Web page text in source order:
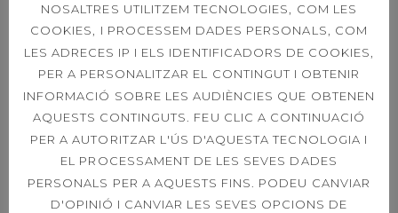
CAPVESPRE DE
TENNIS
ETIQUETES
ACORD DE PATROCINI
NOSALTRES UTILITZEM TECNOLOGIES, COM LES
COOKIES, I PROCESSEM DADES PERSONALS, COM
LES ADRECES IP I ELS IDENTIFICADORS DE COOKIES,
PER A PERSONALITZAR EL CONTINGUT I OBTENIR
INFORMACIÓ SOBRE LES AUDIÈNCIES QUE OBTENEN
AQUESTS CONTINGUTS. FEU CLIC A CONTINUACIÓ
PER A AUTORITZAR L'ÚS D'AQUESTA TECNOLOGIA I
EL PROCESSAMENT DE LES SEVES DADES
PERSONALS PER A AQUESTS FINS. PODEU CANVIAR
D'OPINIÓ I CANVIAR LES SEVES OPCIONS DE